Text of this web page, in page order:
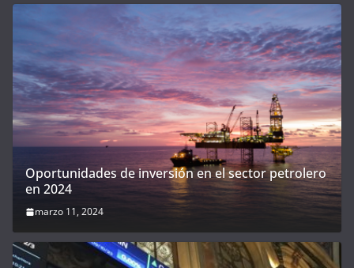
Oportunidades de inversión en el sector petrolero
en 2024
marzo 11, 2024